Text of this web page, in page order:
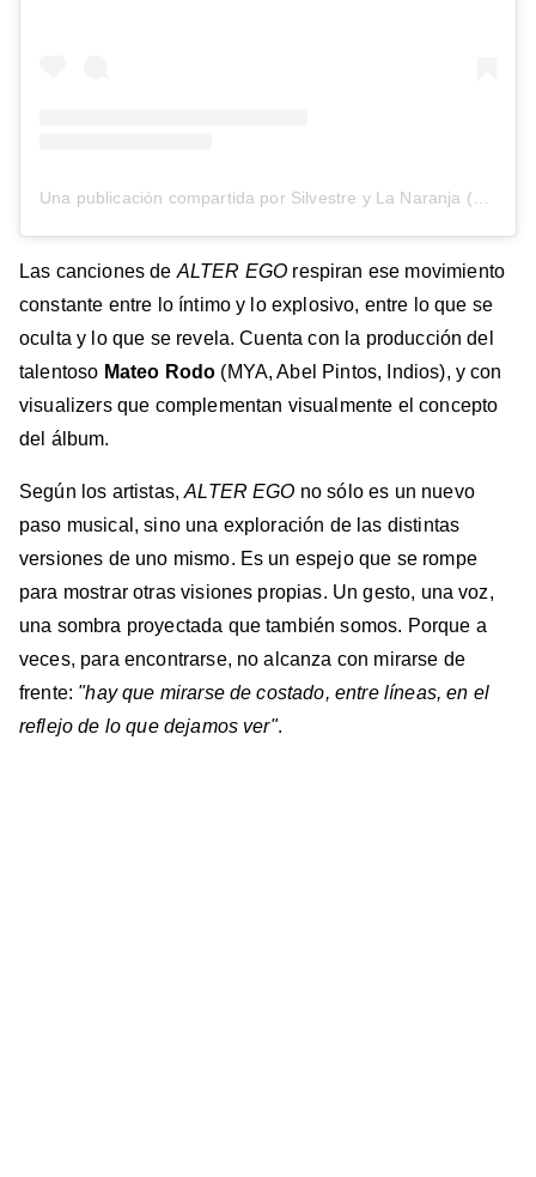
Las canciones de ALTER EGO respiran ese movimiento
constante entre lo íntimo y lo explosivo, entre lo que se
oculta y lo que se revela. Cuenta con la producción del
talentoso Mateo Rodo (MYA, Abel Pintos, Indios), y con
visualizers que complementan visualmente el concepto
del álbum.
Según los artistas,ALTER EGO no sólo es un nuevo
paso musical, sino una exploración de las distintas
versiones de uno mismo. Es un espejo que se rompe
para mostrar otras visiones propias. Un gesto, una voz,
una sombra proyectada que también somos. Porque a
veces, para encontrarse, no alcanza con mirarse de
frente: "hay que mirarse de costado, entre líneas, en el
reflejo de lo que dejamos ver".